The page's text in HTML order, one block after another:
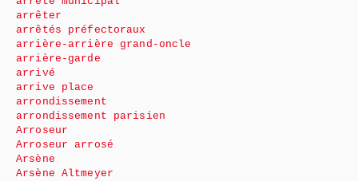
arrêter
arrêtés préfectoraux
arrière-arrière grand-oncle
arrière-garde
arrivé
arrive place
arrondissement
arrondissement parisien
Arroseur
Arroseur arrosé
Arsène
Arsène Altmeyer